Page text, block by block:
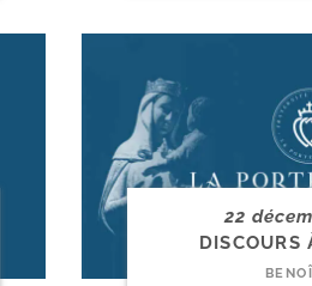
22
DISCOURS